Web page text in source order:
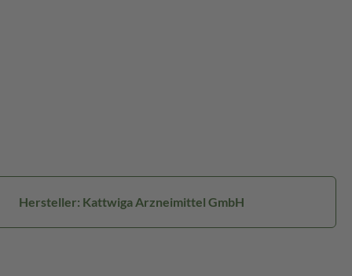
Hersteller: Kattwiga Arzneimittel GmbH